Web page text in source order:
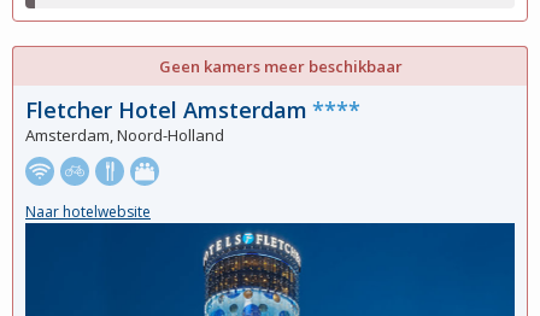
Geen kamers meer beschikbaar
Fletcher Hotel Amsterdam ****
Amsterdam, Noord-Holland
Naar hotelwebsite